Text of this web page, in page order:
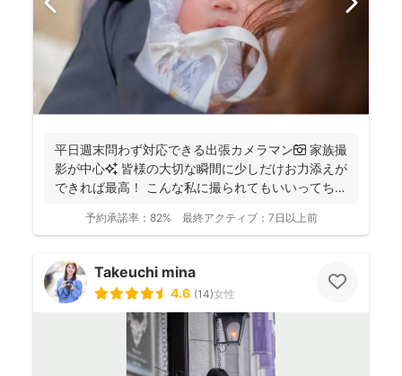
平日週末問わず対応できる出張カメラマン📷 家族撮
影が中心✨ 皆様の大切な瞬間に少しだけお力添えが
できれば最高！ こんな私に撮られてもいいってちら
予約承諾率： 82% 最終アクティブ： 7日以上前
Takeuchi mina
4.6 (14)女性